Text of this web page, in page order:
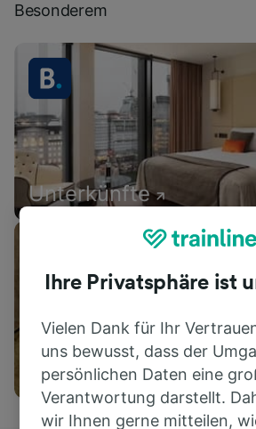
Besonderem
Unterkünfte
Aktivitäten
Ihre Privatsphäre ist
Vielen Dank für Ihr
uns bewusst, dass der
persönlichen Daten eine
Verantwortung darstellt.
wir Ihnen gerne mitteilen,